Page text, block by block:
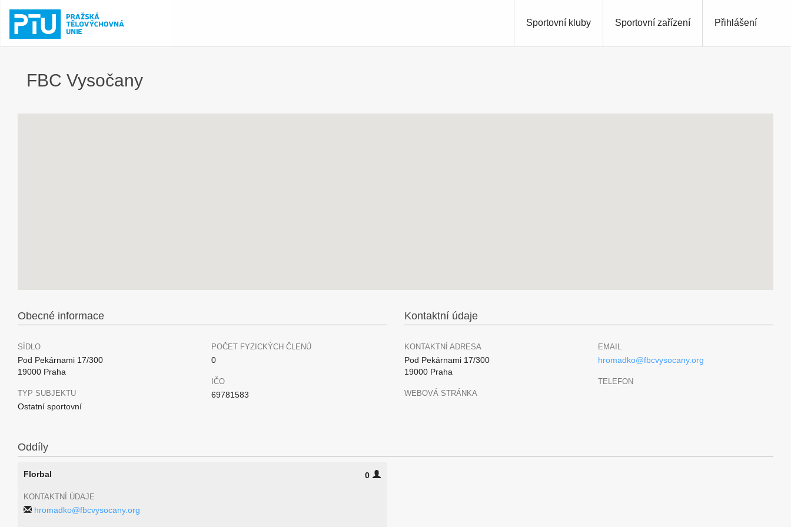
Přihlášení
Sportovní kluby Sportovní zařízení
FBC Vysočany
Obecné informace
SÍDLO
Pod Pekárnami 17/300
19000 Praha
TYP SUBJEKTU
Ostatní sportovní
POČET FYZICKÝCH ČLENŮ
0
IČO
69781583
Kontaktní údaje
KONTAKTNÍ ADRESA
Pod Pekárnami 17/300
19000 Praha
WEBOVÁ STRÁNKA
EMAIL
hromadko@fbcvysocany.org
TELEFON
Oddíly
Florbal 0
KONTAKTNÍ ÚDAJE
hromadko@fbcvysocany.org